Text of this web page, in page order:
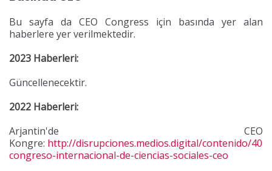
Bu sayfa da CEO Congress için basında yer alan
haberlere yer verilmektedir.
2023 Haberleri:
Güncellenecektir.
2022 Haberleri:
Arjantin'de CEO
Kongre: http://disrupciones.medios.digital/contenido/
congreso-internacional-de-ciencias-sociales-ceo